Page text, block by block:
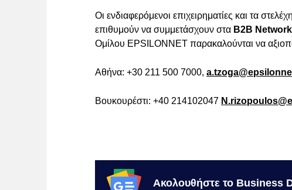
Οι ενδιαφερόμενοι επιχειρηματίες και τα
επιθυμούν να συμμετάσχουν στα Β2Β
Ομίλου EPSILONNET παρακαλούνται να
Αθήνα: +30 211 500 7000,
Βουκουρέστι: +40 214102047
Ακολουθήστε το Business